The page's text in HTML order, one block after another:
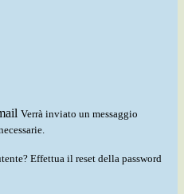
Verrà inviato un messaggio
Effettua il reset della password